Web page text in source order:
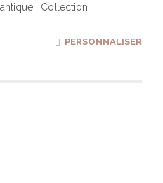
| Collection
PERSONNALISER